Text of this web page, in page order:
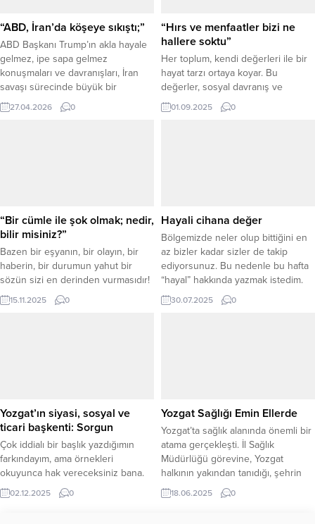
“ABD, İran’da köşeye sıkıştı;”
ABD Başkanı Trump’ın akla hayale
gelmez, ipe sapa gelmez
konuşmaları ve davranışları, İran
savaşı sürecinde büyük bir
belirsizliğe dönüşmüş durumdadır.
Büyük devlet, güçlü devlet imajı
27.04.2026 0
“Hırs ve menfaatler bizi ne
hallere soktu”
Her toplum, kendi değerleri ile bir
hayat tarzı ortaya koyar. Bu
değerler, sosyal davranış ve
sistemlerin temelini teşkil ederek
onları biçimlendirir ve bir hayat tarzı
01.09.2025 0
“Bir cümle ile şok olmak; nedir,
bilir misiniz?”
Bazen bir eşyanın, bir olayın, bir
haberin, bir durumun yahut bir
sözün sizi en derinden vurmasıdır!
Bazen bir söz, doğru olup
olmadığınızı bilmediğiniz hâlde,
15.11.2025 0
Hayali cihana değer
Bölgemizde neler olup bittiğini en
az bizler kadar sizler de takip
ediyorsunuz. Bu nedenle bu hafta
“hayal” hakkında yazmak istedim.
Cenab-ı Hakk’ın insanoğluna
bahşettiği en güzel nimetlerden
30.07.2025 0
Yozgat’ın siyasi, sosyal ve
ticari başkenti: Sorgun
Çok iddialı bir başlık yazdığımın
farkındayım, ama örnekleri
okuyunca hak vereceksiniz bana.
Son günlerde özel işlerim
dolayısıyla Sorgun’a çok sık gidip
02.12.2025 0
Yozgat Sağlığı Emin Ellerde
Yozgat’ta sağlık alanında önemli bir
atama gerçekleşti. İl Sağlık
Müdürlüğü görevine, Yozgat
halkının yakından tanıdığı, şehrin
sağlık nabzını yakından bilen bir
isim olan Dr. Mehmet Akif
18.06.2025 0